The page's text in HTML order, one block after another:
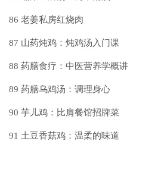
86 老姜私房红烧肉
87 山药炖鸡：炖鸡汤入门课
88 药膳食疗：中医营养学概讲
89 药膳乌鸡汤：调理身心
90 芋儿鸡：比肩餐馆招牌菜
91 土豆香菇鸡：温柔的味道